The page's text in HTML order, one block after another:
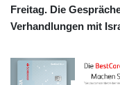
Freitag. Die
Verhandlungen mit